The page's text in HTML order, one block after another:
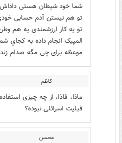
شما خود شیطان هستی داداش
تو هم نیستن آدم حسابی
تو یه کار ارزشمندی یه هم
المپیک انجام داده به کجاي
موعظه برای چی مگه صدام
کاظم
ماذا، فاذا، از چه چیزی
قبلیت اسرائلی نبوده؟
محسن